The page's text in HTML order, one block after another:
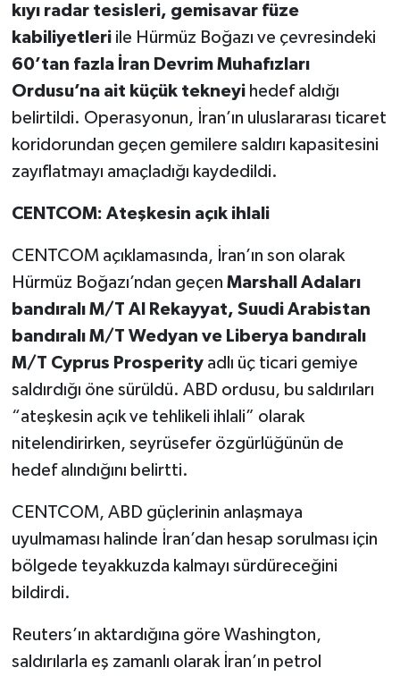
kıyı radar tesisleri, gemisavar füze
kabiliyetleriile Hürmüz Boğazı ve çevresindeki
60’tan fazla İran Devrim Muhafızları
Ordusu’na ait küçük tekneyihedef aldığı
belirtildi. Operasyonun, İran’ın uluslararası ticaret
koridorundan geçen gemilere saldırı kapasitesini
zayıflatmayı amaçladığı kaydedildi.
CENTCOM: Ateşkesin açık ihlali
CENTCOM açıklamasında, İran’ın son olarak
Hürmüz Boğazı’ndan geçen Marshall Adaları
bandıralı M/T Al Rekayyat, Suudi Arabistan
bandıralı M/T Wedyan ve Liberya bandıralı
M/T Cyprus Prosperityadlı üç ticari gemiye
saldırdığı öne sürüldü. ABD ordusu, bu saldırıları
“ateşkesin açık ve tehlikeli ihlali” olarak
nitelendirirken, seyrüsefer özgürlüğünün de
hedef alındığını belirtti.
CENTCOM, ABD güçlerinin anlaşmaya
uyulmaması halinde İran’dan hesap sorulması için
bölgede teyakkuzda kalmayı sürdüreceğini
bildirdi.
Reuters’ın aktardığına göre Washington,
saldırılarla eş zamanlı olarak İran’ın petrol